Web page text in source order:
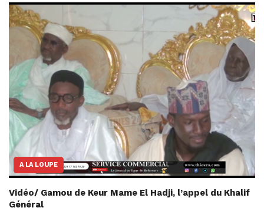
A LA LOUPE
Vidéo/ Gamou de Keur Mame El Hadji, l’appel du Khalif
Général